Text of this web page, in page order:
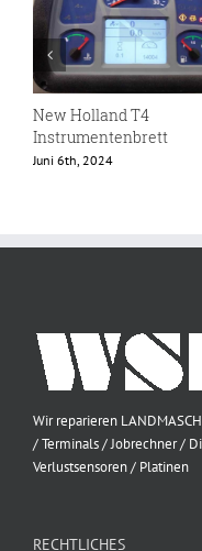
New Holland T4
Instrumentenbrett
Juni 6th, 2024
Wir reparieren
/ Terminals / Jobrechner /
Verlustsensoren / Platinen
RECHTLICHES